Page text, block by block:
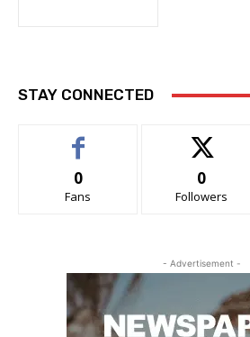
STAY CONNECTED
0
Fans
0
Followers
- Advertisement -